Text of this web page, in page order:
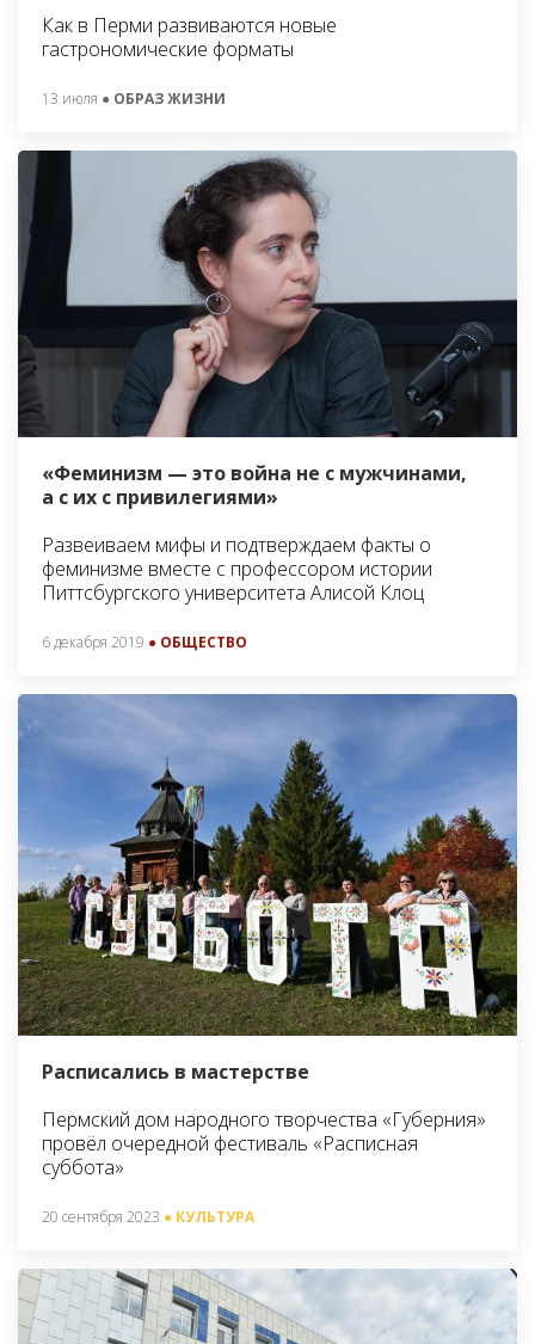
Как в Перми развиваются новые
гастрономические форматы
13 июля ● ОБРАЗ ЖИЗНИ
«Феминизм — это война не с мужчинами,
а с их с привилегиями»
Развеиваем мифы и подтверждаем факты о
феминизме вместе с профессором истории
Питтсбургского университета Алисой Клоц
6 декабря 2019 ● ОБЩЕСТВО
Расписались в мастерстве
Пермский дом народного творчества «Губерния»
провёл очередной фестиваль «Расписная
суббота»
20 сентября 2023 ● КУЛЬТУРА